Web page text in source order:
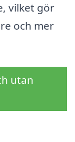
vilket gör
och mer
utan